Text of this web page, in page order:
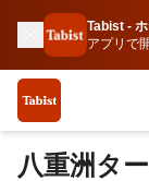
Tabist -
アプリで
八重洲タ